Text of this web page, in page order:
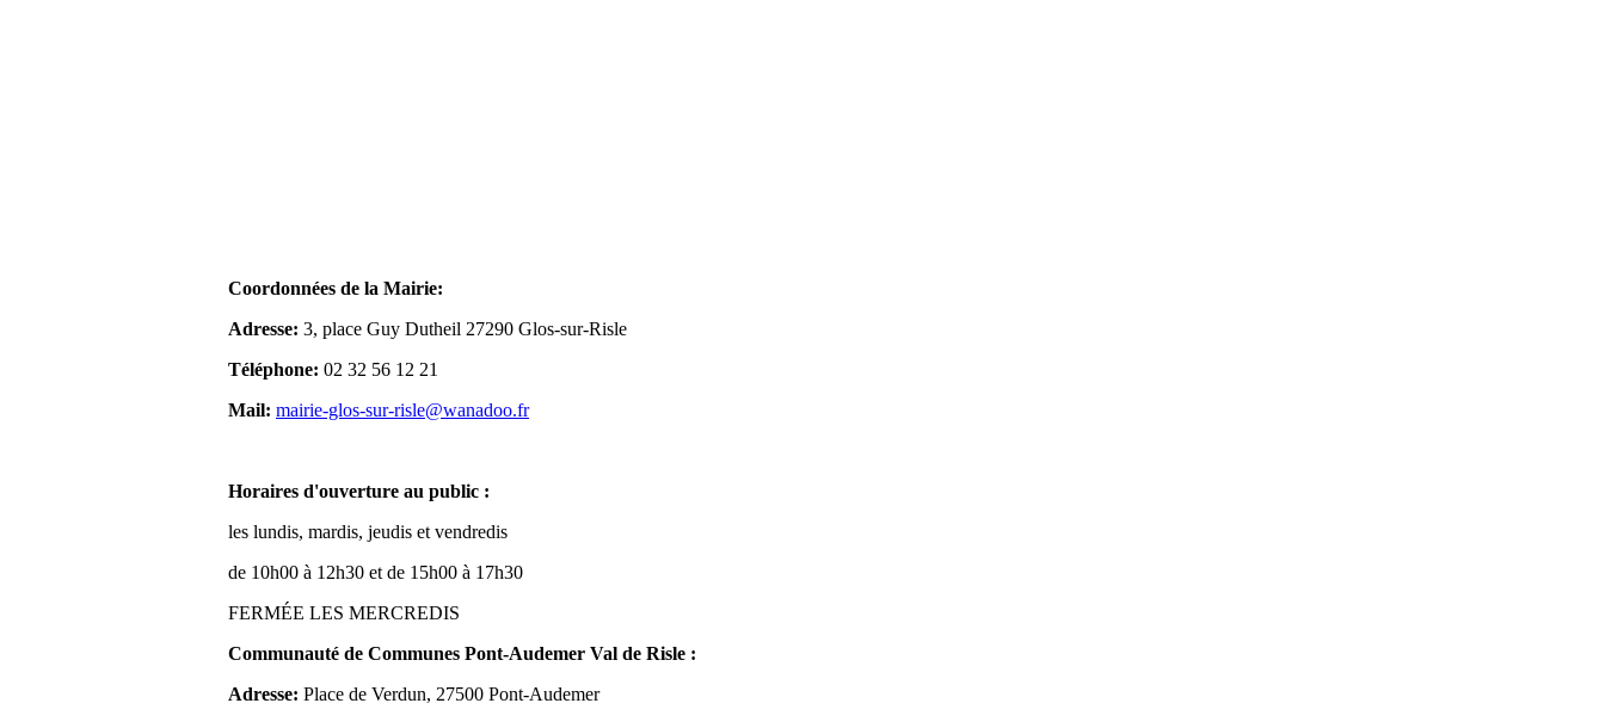
Coordonnées de la Mairie:
Adresse: 3, place Guy Dutheil 27290 Glos-sur-Risle
Téléphone: 02 32 56 12 21
Mail: mairie-glos-sur-risle@wanadoo.fr
Horaires d'ouverture au public :
les lundis, mardis, jeudis et vendredis
de 10h00 à 12h30 et de 15h00 à 17h30
FERMÉE LES MERCREDIS
Communauté de Communes Pont-Audemer Val de Risle :
Adresse: Place de Verdun, 27500 Pont-Audemer